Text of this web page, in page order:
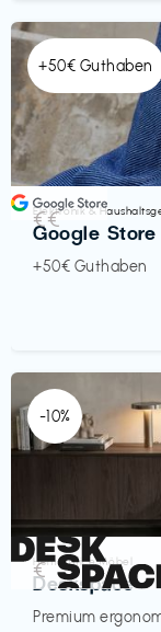
+50€ Guthaben
Elektronik &
Google Store
+50€ Guthaben
€€‎
-10%
Homeoffice Möbel
Deskspace
Premium
€‎